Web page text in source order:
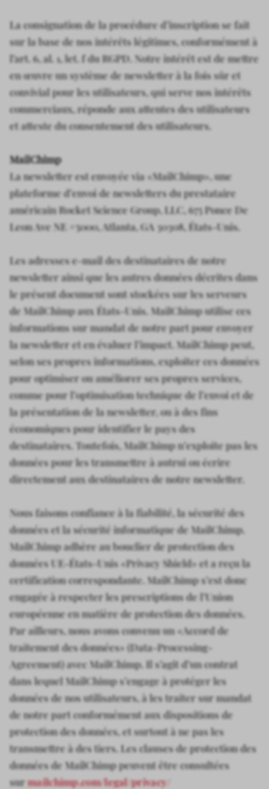
La consignation de la procédure d’inscription se fait
sur la base de nos intérêts légitimes, conformément à
l’art. 6, al. 1, let. f du RGPD. Notre intérêt est de mettre
en œuvre un système de newsletter à la fois sûr et
convivial pour les utilisateurs, qui serve nos intérêts
commerciaux, réponde aux attentes des utilisateurs
et atteste du consentement des utilisateurs.
MailChimp
La newsletter est envoyée via «MailChimp», une
plateforme d’envoi de newsletters du prestataire
américain Rocket Science Group, LLC, 675 Ponce De
Leon Ave NE #5000, Atlanta, GA 30308, États-Unis.
Les adresses e-mail des destinataires de notre
newsletter ainsi que les autres données décrites dans
le présent document sont stockées sur les serveurs
de MailChimp aux États-Unis. MailChimp utilise ces
informations sur mandat de notre part pour envoyer
la newsletter et en évaluer l’impact. MailChimp peut,
selon ses propres informations, exploiter ces données
pour optimiser ou améliorer ses propres services,
comme pour l’optimisation technique de l’envoi et de
la présentation de la newsletter, ou à des fins
économiques pour identifier le pays des
destinataires. Toutefois, MailChimp n’exploite pas les
données pour les transmettre à autrui ou écrire
directement aux destinataires de notre newsletter.
Nous faisons confiance à la fiabilité, la sécurité des
données et la sécurité informatique de MailChimp.
MailChimp adhère au bouclier de protection des
données UE-États-Unis «Privacy Shield» et a reçu la
certification correspondante. MailChimp s’est donc
engagée à respecter les prescriptions de l’Union
européenne en matière de protection des données.
Par ailleurs, nous avons convenu un «Accord de
traitement des données» (Data-Processing-
Agreement) avec MailChimp. Il s’agit d’un contrat
dans lequel MailChimp s’engage à protéger les
données de nos utilisateurs, à les traiter sur mandat
de notre part conformément aux dispositions de
protection des données, et surtout à ne pas les
transmettre à des tiers. Les clauses de protection des
données de MailChimp peuvent être consultées
surmailchimp.com/legal/privacy/